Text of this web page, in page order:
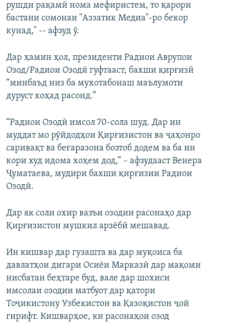
рушди рақамӣ нома мефиристем, то қарори
бастани сомонаи "Аззатик Медиа"-ро бекор
кунад," -- афзуд ӯ.
Дар ҳамин ҳол, президенти Радиои Аврупои
Озод/Радиои Озодӣ гуфтааст, бахши қирғизӣ
“минбаъд низ ба мухотабонаш маълумоти
дуруст хоҳад расонд.”
“Радиои Озодӣ имсол 70-сола шуд. Дар ин
муддат мо рӯйдодҳои Қирғизистон ва ҷаҳонро
саривақт ва беғаразона бозтоб додем ва ба ин
кори худ идома хоҳем дод,” – афзудааст Венера
Ҷуматаева, мудири бахши қирғизии Радиои
Озодӣ.
Дар як соли охир вазъи озодии расонаҳо дар
Қирғизистон мушкил арзёбӣ мешавад.
Ин кишвар дар гузашта ва дар муқоиса ба
давлатҳои дигари Осиёи Марказӣ дар мақоми
нисбатан беҳтаре буд, вале дар шохиси
имсолаи озодии матбуот дар қатори
Тоҷикистону Узбекистон ва Қазоқистон ҷой
гирифт. Кишварҳое, ки расонаҳои озод